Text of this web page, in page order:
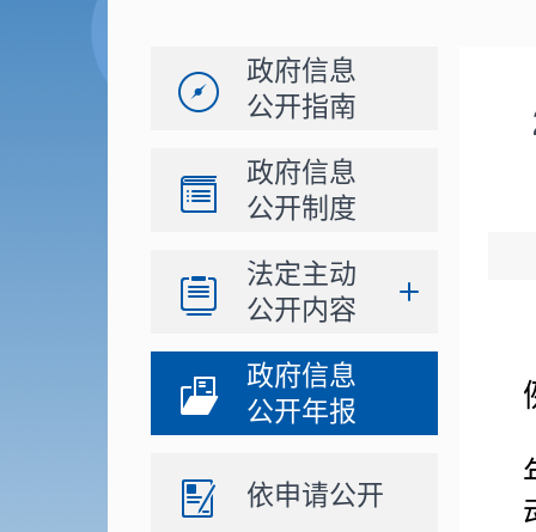
政府信息
公开指南
政府信息
公开制度
法定主动
公开内容
政府信息
公开年报
依申请公开